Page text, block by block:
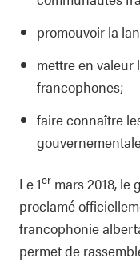
promouvoir la
mettre en valeur
francophones;
faire connaître
Le 1er mars 2018, le
proclamé
francophonie
permet de